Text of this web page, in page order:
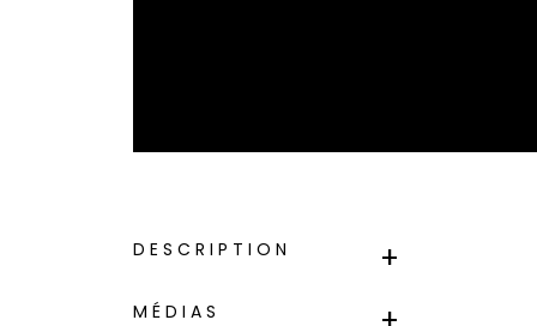
DESCRIPTION
MÉDIAS